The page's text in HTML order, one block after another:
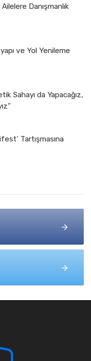
Danışmanlık
ve Yol Yenileme
Sahayı da Yapacağız,
Tartışmasına